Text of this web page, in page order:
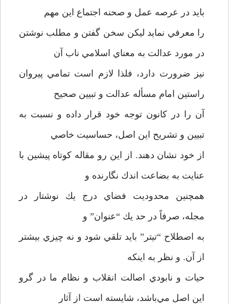
بايد در عرصه عمل و صحنه اجتماع اين مهم
را معرفي نمايد ليكن سخن گفتن و مطلب نوشتن
در مورد عدالت به معناي اسلامي ناب آن
نيز ضرورت دارد، فلذا لازم است تمامي پيروان
راستين امام مسأله عدالت و تبيين صحيح
آن را در كانون توجه خود قرار داده و نسبت به
تبيين و تشريح اين اصل، حساسيت خاصي
از خود نشان دهند. از اين رو مقاله كوتاه پيشين با
عنايت به بضاعت اندك نگارنده و
همچنين محدوديت فضاي درج يك نوشتار در
مجله، صرفاً در حد يك “عنوان” و
به اصطلاح “تيتر” بايد تلقي شود و نه چيزي بيشتر
از آن. و نظر به اينكه
حيات و نابودي اصالت انقلاب و نظام ما در گرو
اين اصل مي‌باشد، شايسته است از آثار